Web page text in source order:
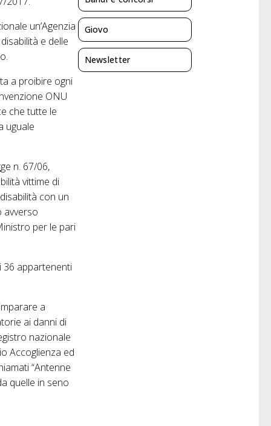
un’Agenzia
e delle
a proibire ogni
ONU
che tutte le
uguale
n. 67/06,
vittime di
con un
avverso
per le pari
36 appartenenti
a
ai danni di
nazionale
Accoglienza ed
“Antenne
quelle in seno
Giovo
Newsletter